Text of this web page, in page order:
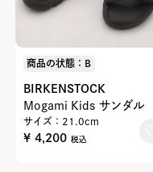
商品の状態：B
BIRKENSTOCK
Mogami Kids サンダル
サイズ：21.0cm
¥ 4,200 税込